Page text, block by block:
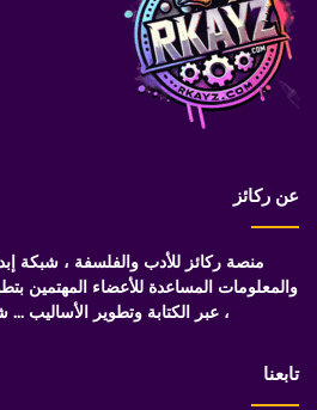
عن ركائز
منصة ركائز للأدب والفلسفة ، شبكة
والمعلومات المساعدة للأعضاء المهتمين
، عبر الكتابة وتطوير الأساليب
تابعنا